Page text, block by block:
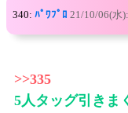
340: ﾊﾟﾜﾌﾟﾛ 21/10/06(水
>>335
5人タッグ引きま